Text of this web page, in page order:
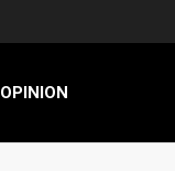
OPINION